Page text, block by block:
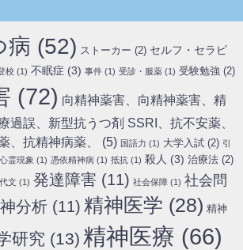
病 (52) ストーカー (2) セルフ・セラピ
校 (1) 不眠症 (3) 事件 (1) 受診・服薬 (1) 受験勉強 (2)
(72) 向精神薬害、向精神薬害、精
過誤、新型抗うつ剤 SSRI、抗不安薬、
、抗精神病薬、
(5) 国語力 (1) 大学入試 (2) 引
心霊現象 (1) 憑依精神病 (1) 抵抗 (1) 殺人 (3) 治療法 (2)
文 (1) 発達障害 (11) 社会保障 (1) 社会問
分析 (11) 精神医学 (28) 精神
研究 (13) 精神医療 (66)